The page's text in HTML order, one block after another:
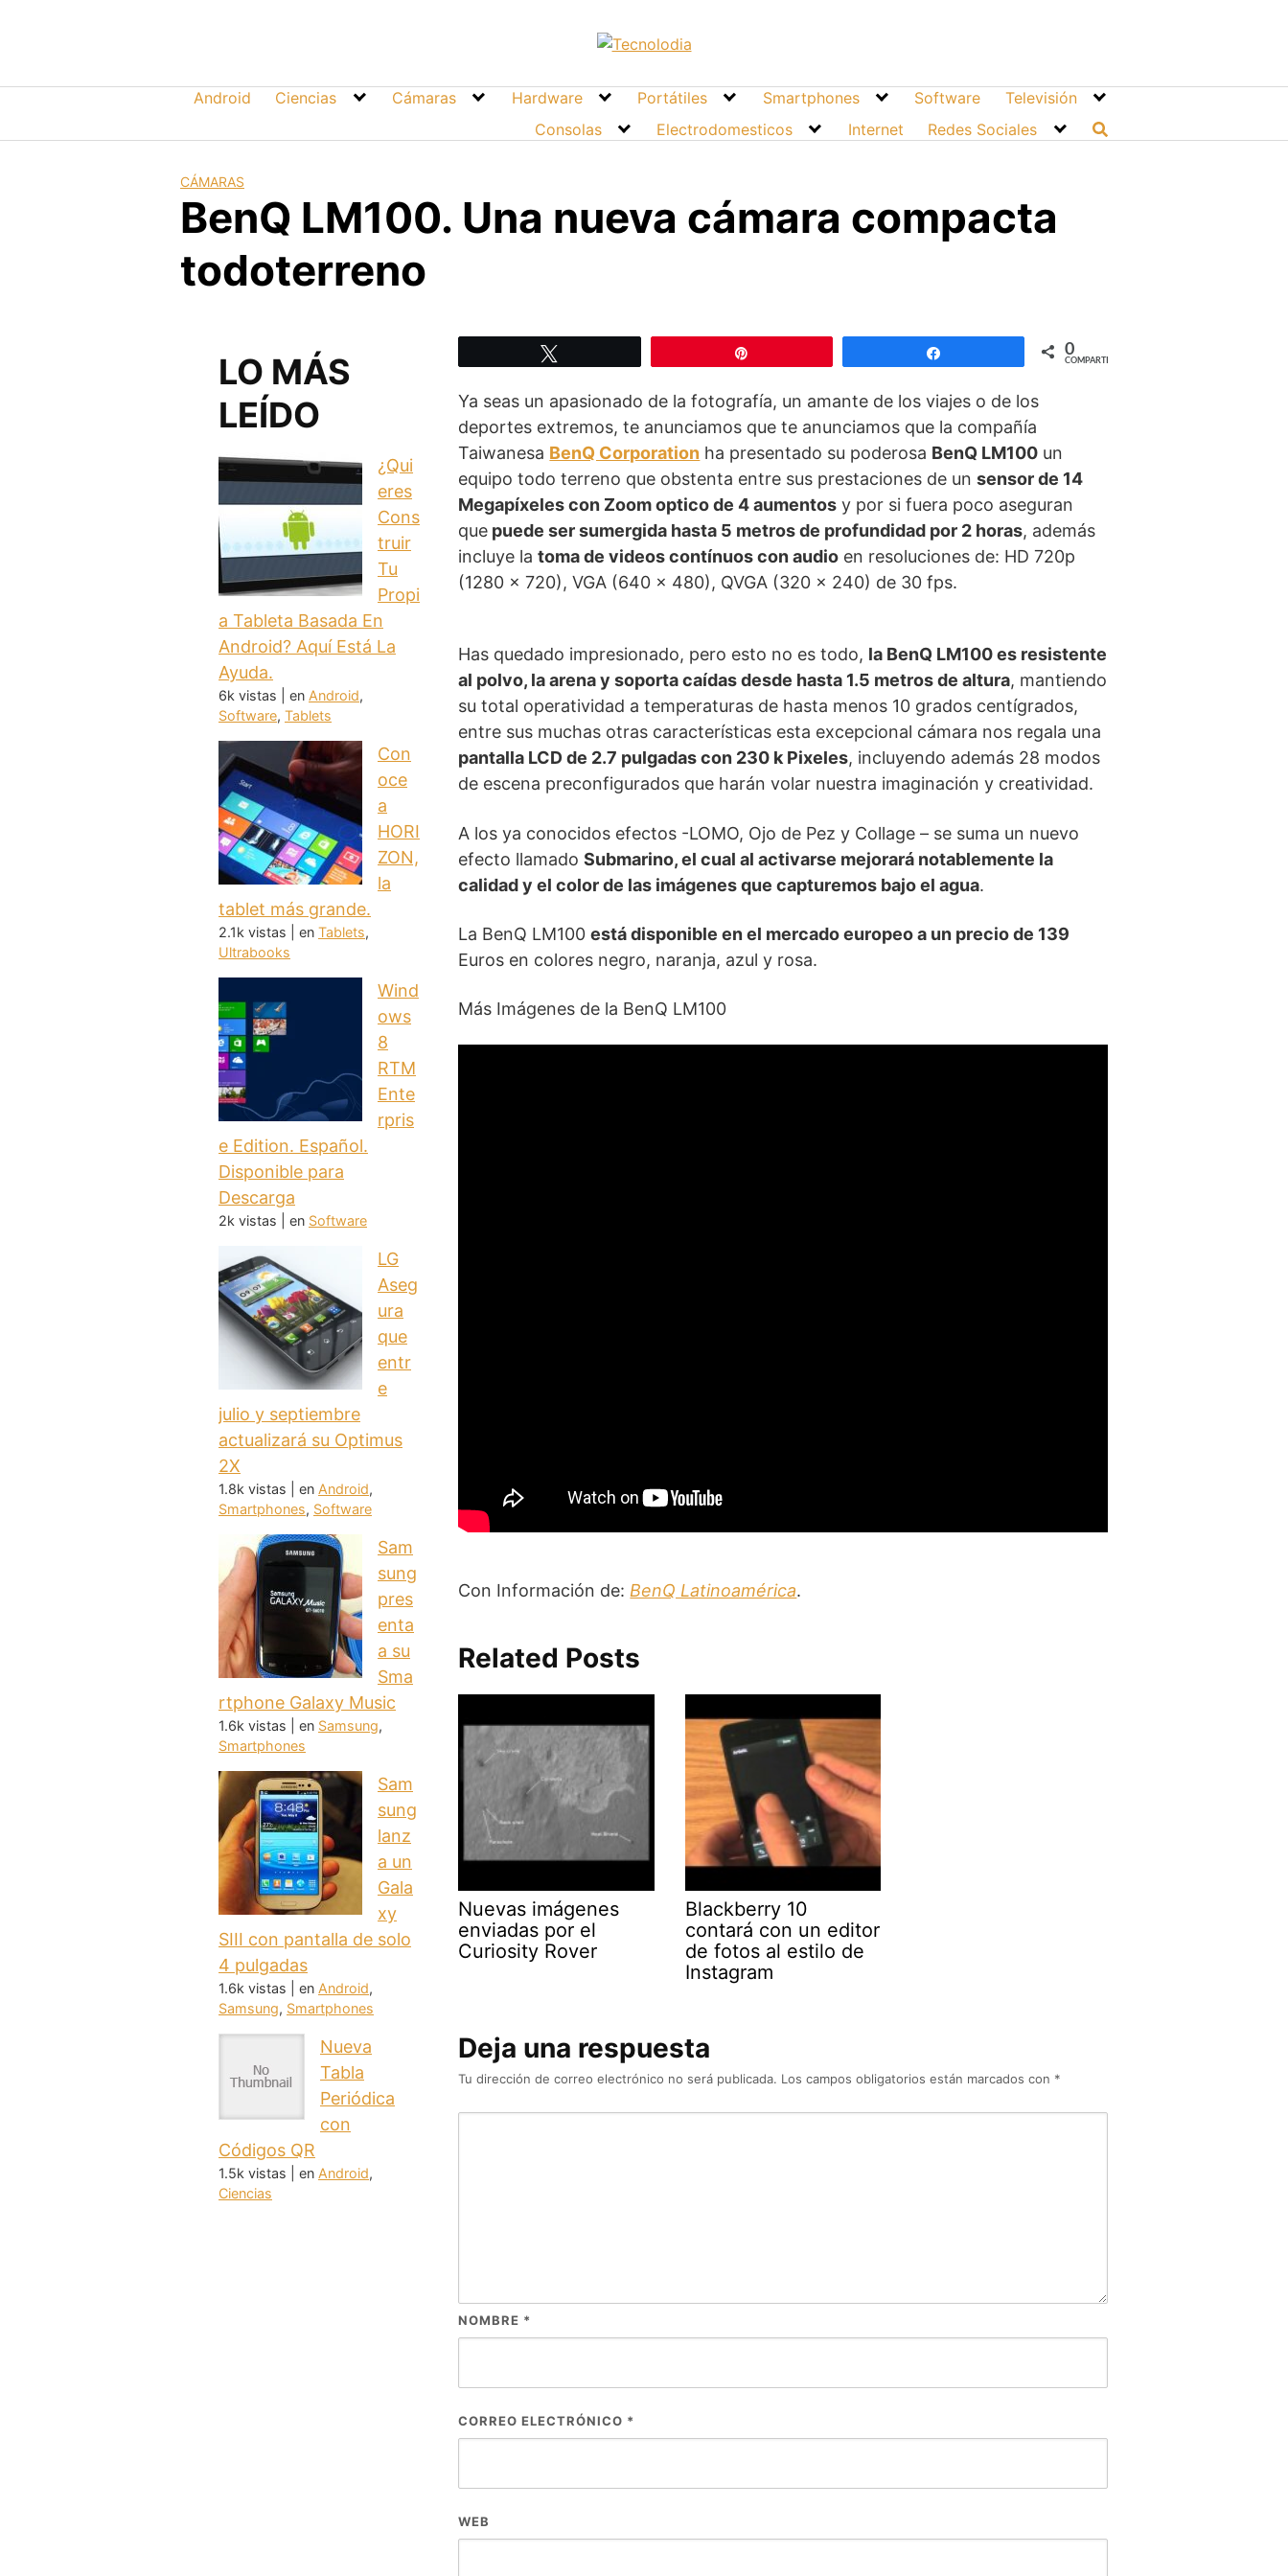
Android Ciencias Cámaras Hardware Portátiles Smartphones Software
Televisión
Consolas
Electrodomesticos Internet Redes Sociales
CÁMARAS
BenQ LM100. Una nueva cámara compacta
todoterreno
0
COMPARTIR
Ya seas un apasionado de la fotografía, un amante de los viajes o de los
deportes extremos, te anunciamos que te anunciamos que la compañía
Taiwanesa BenQ Corporation ha presentado su poderosa BenQ LM100 un
equipo todo terreno que obstenta entre sus prestaciones de unsensor de 14
Megapíxeles con Zoom optico de 4 aumentos y por si fuera poco aseguran
que puede ser sumergida hasta 5 metros de profundidad por 2 horas, además
incluye latoma de videos contínuos con audio en resoluciones de: HD 720p
(1280 x 720), VGA (640 x 480), QVGA (320 x 240) de 30 fps.
Has quedado impresionado, pero esto no es todo, la BenQ LM100 es resistente
al polvo, la arena y soporta caídas desde hasta 1.5 metros de altura, mantiendo
su total operatividad a temperaturas de hasta menos 10 grados centígrados,
entre sus muchas otras características esta excepcional cámara nos regala una
pantalla LCD de 2.7 pulgadas con 230 k Pixeles, incluyendo además 28 modos
de escena preconfigurados que harán volar nuestra imaginación y creatividad.
A los ya conocidos efectos -LOMO, Ojo de Pez y Collage – se suma un nuevo
efecto llamadoSubmarino, el cual al activarse mejorará notablemente la
calidad y el color de las imágenes que capturemos bajo el agua.
La BenQ LM100está disponible en el mercado europeo a un precio de 139
Euros en colores negro, naranja, azul y rosa.
Más Imágenes de la BenQ LM100
Con Información de: BenQ Latinoamérica.
Related Posts
Nuevas imágenes
enviadas por el
Curiosity Rover
Blackberry 10
contará con un editor
de fotos al estilo de
Instagram
Deja una respuesta
Tu dirección de correo electrónico no será publicada. Los campos obligatorios están marcados con *
NOMBRE *
CORREO ELECTRÓNICO *
WEB
LO MÁS
LEÍDO
¿Qui
eres
Cons
truir
Tu
Propi
a Tableta Basada En
Android? Aquí Está La
Ayuda.
6k vistas en Android,
Software, Tablets
Con
oce
a
HORI
ZON,
la
tablet más grande.
2.1k vistas en Tablets,
Ultrabooks
Wind
ows
8
RTM
Ente
rpris
e Edition. Español.
Disponible para
Descarga
2k vistas en Software
LG
Aseg
ura
que
entr
e
julio y septiembre
actualizará su Optimus
2X
1.8k vistas en Android,
Smartphones, Software
Sam
sung
pres
enta
a su
Sma
rtphone Galaxy Music
1.6k vistas en Samsung,
Smartphones
Sam
sung
lanz
a un
Gala
xy
SIII con pantalla de solo
4 pulgadas
1.6k vistas en Android,
Samsung, Smartphones
Nueva
Tabla
Periódica
con
Códigos QR
1.5k vistas en Android,
Ciencias